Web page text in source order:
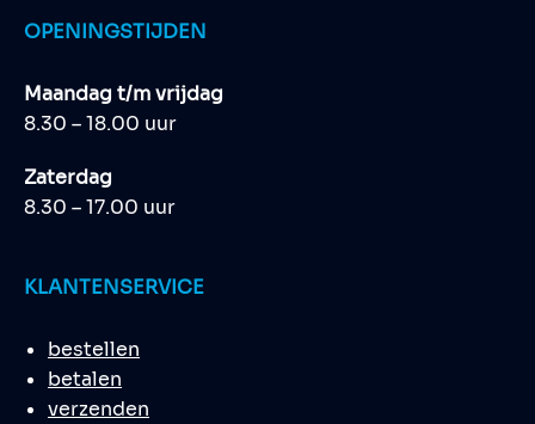
OPENINGSTIJDEN
Maandag t/m vrijdag
8.30 – 18.00 uur
Zaterdag
8.30 – 17.00 uur
KLANTENSERVICE
bestellen
betalen
verzenden